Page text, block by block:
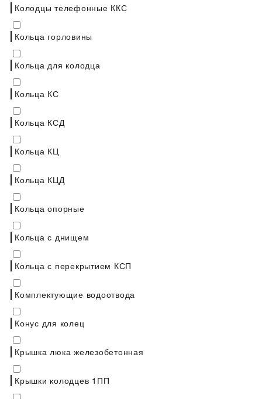
Колодцы телефонные ККС
Кольца горловины
Кольца для колодца
Кольца КС
Кольца КСД
Кольца КЦ
Кольца КЦД
Кольца опорные
Кольца с днищем
Кольца с перекрытием КСП
Комплектующие водоотвода
Конус для колец
Крышка люка железобетонная
Крышки колодцев 1ПП